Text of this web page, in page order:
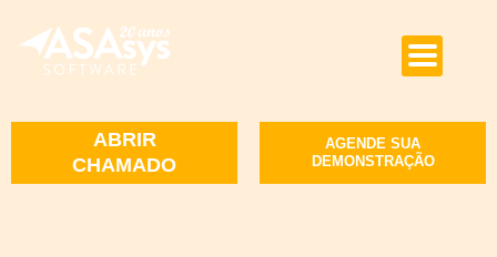
ABRIR
CHAMADO
AGENDE SUA
DEMONSTRAÇÃO